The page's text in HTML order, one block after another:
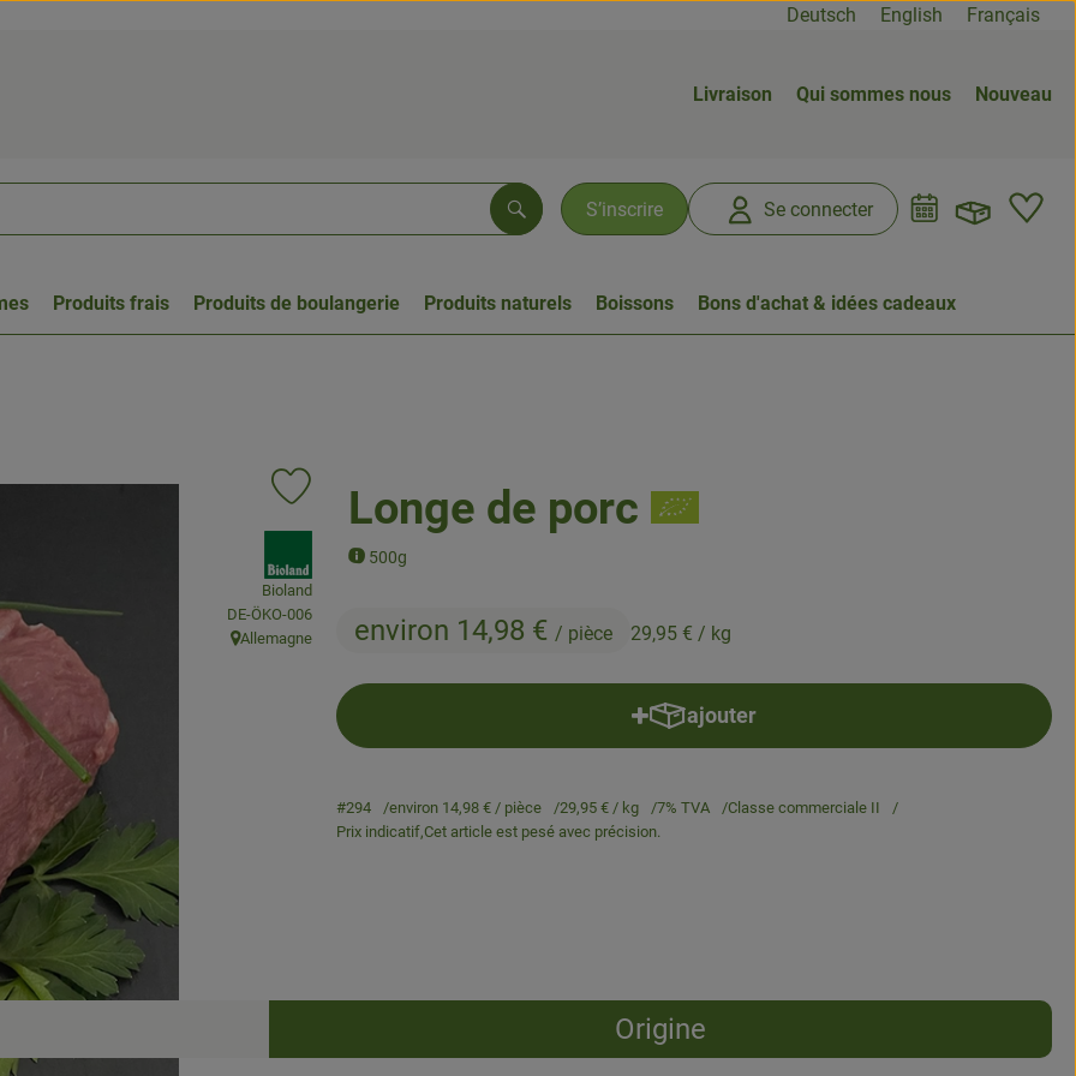
Deutsch English Français
Livraison Qui sommes nous Nouveau
S’inscrire Se connecter
Rechercher
Produits frais Produits de boulangerie Produits naturels Boissons Bons d'achat & idées cadeaux
Longe de porc
500g
environ 14,98 € / pièce 29,95 € / kg
Ajouter le produit aux favoris
Bioland
, Autorité de contrôle:
DE-ÖKO-006
, Origine:
Allemagne
ajouter
Ajouter le produit au panier
#294 environ 14,98 € / pièce 29,95 € / kg 7% TVA
Classe commerciale II
Prix indicatif,Cet article est pesé avec précision.
Recettes
Origine